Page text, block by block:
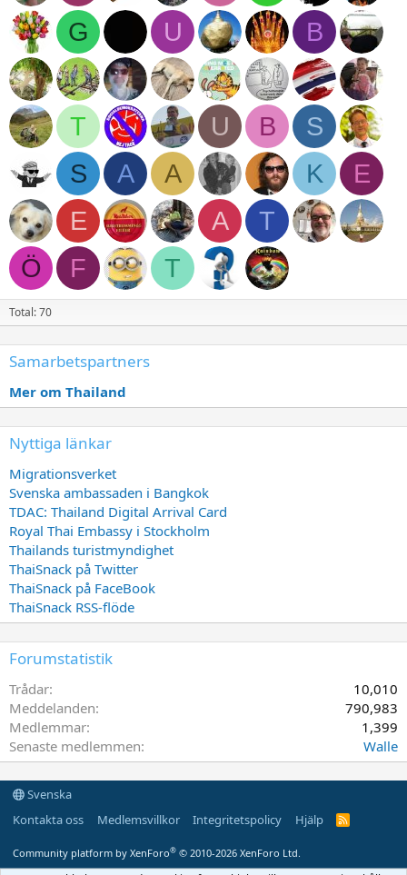
G
U B
T U B
S
S
A A K
E
E
A
T
Ö
F T
Total: 70
Samarbetspartners
Mer om Thailand
Nyttiga länkar
Migrationsverket
Svenska ambassaden i Bangkok
TDAC: Thailand Digital Arrival Card
Royal Thai Embassy i Stockholm
Thailands turistmyndighet
ThaiSnack på Twitter
ThaiSnack på FaceBook
ThaiSnack RSS-flöde
Forumstatistik
Trådar
10,010
Meddelanden
790,983
Medlemmar
1,399
Senaste medlemmen
Walle
Svenska
Kontakta oss
Medlemsvillkor Integritetspolicy Hjälp
R
Community platform by XenForo® © 2010-2026 XenForo Ltd.